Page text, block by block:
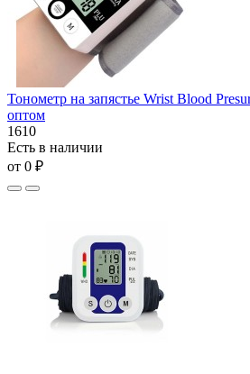
Тонометр на запястье Wrist Blood
оптом
1610
Есть в наличии
от 0 ₽